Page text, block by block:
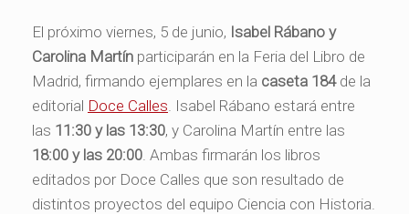
El próximo viernes, 5 de junio, Isabel Rábano y
Carolina Martín participarán en la Feria del Libro de
Madrid, firmando ejemplares en la caseta 184de la
editorial Doce Calles . Isabel Rábano estará entre
las 11:30 y las 13:30, y Carolina Martín entre las
18:00 y las 20:00 . Ambas firmarán los libros
editados por Doce Calles que son resultado de
distintos proyectos del equipo Ciencia con Historia.